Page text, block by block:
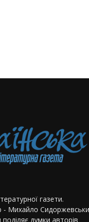
газети.
- Михайло
думки авторів